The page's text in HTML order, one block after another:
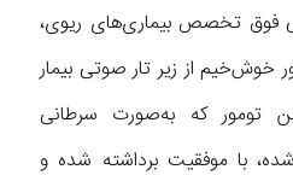
فوق تخصص بیماری‌های ریوی،
از زیر تار صوتی بیمار
تومور که به‌صورت سرطانی
با موفقیت برداشته شده و